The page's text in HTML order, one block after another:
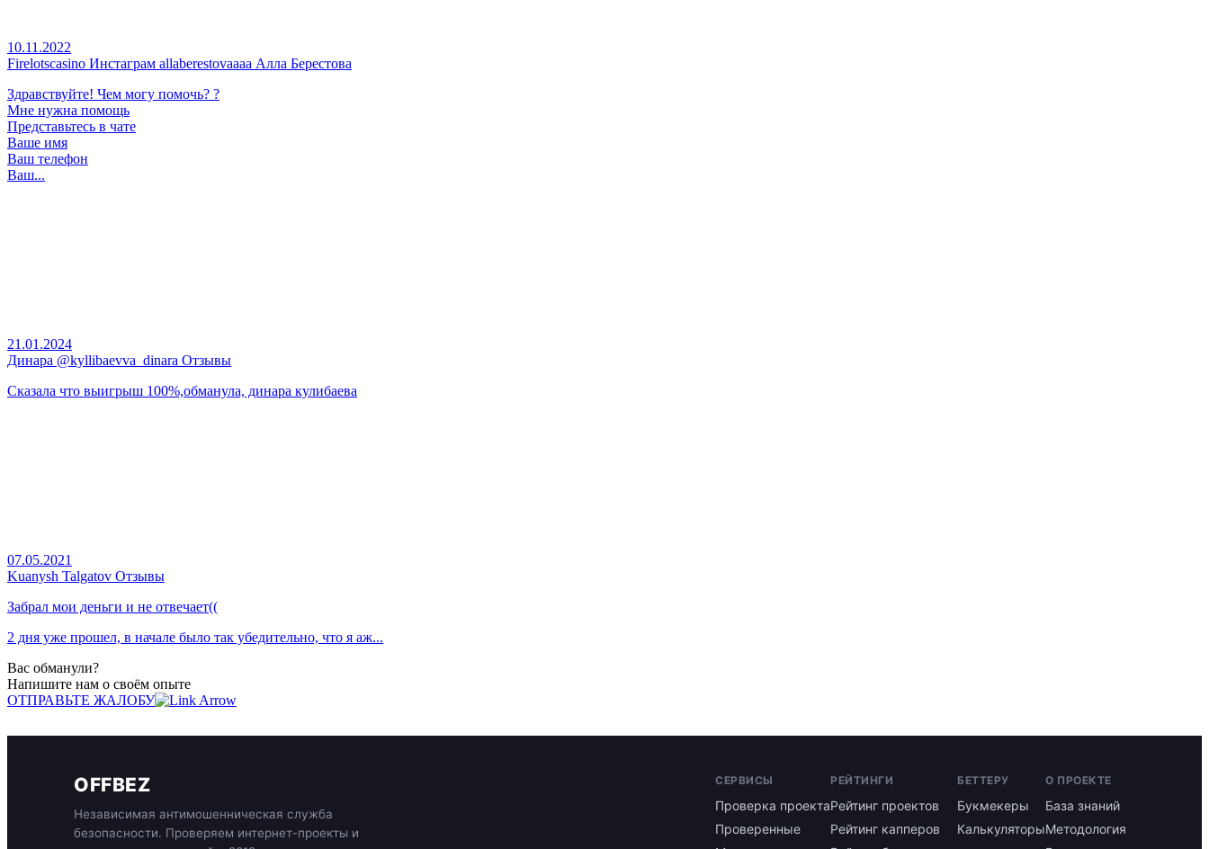
10.11.2022
Firelotscasino Инстаграм allaberestovaaaa Алла Берестова
Здравствуйте! Чем могу помочь? ?
Мне нужна помощь
Представьтесь в чате
Ваше имя
Ваш телефон
Ваш...
21.01.2024
Динара @kyllibaevva_dinara Отзывы
Сказала что выигрыш 100%,обманула, динара кулибаева
07.05.2021
Kuanysh Talgatov Отзывы
Забрал мои деньги и не отвечает((
2 дня уже прошел, в начале было так убедительно, что я аж...
Вас обманули?
Напишите нам о своём опыте
ОТПРАВЬТЕ ЖАЛОБУ
OFFBEZ
Независимая антимошенническая служба
безопасности. Проверяем интернет-проекты и
СЕРВИСЫ
Проверка проекта
Проверенные
РЕЙТИНГИ
Рейтинг проектов
Рейтинг капперов
БЕТТЕРУ
Букмекеры
Калькуляторы
О ПРОЕКТЕ
База знаний
Методология